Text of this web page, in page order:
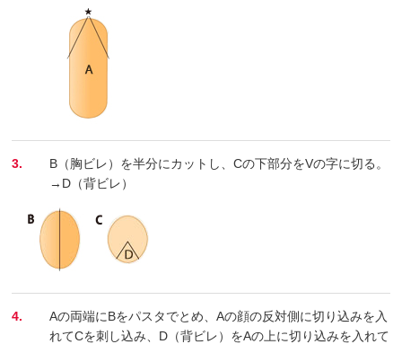
3.
B（胸ビレ）を半分にカットし、Cの下部分をVの字に切る。
→D（背ビレ）
4.
Aの両端にBをパスタでとめ、Aの顔の反対側に切り込みを入
れてCを刺し込み、D（背ビレ）をAの上に切り込みを入れて